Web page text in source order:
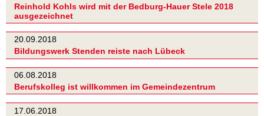
Reinhold Kohls wird mit der Bedburg-Hauer Stele 2018
ausgezeichnet
20.09.2018
Bildungswerk Stenden reiste nach Lübeck
06.08.2018
Berufskolleg ist willkommen im Gemeindezentrum
17.06.2018